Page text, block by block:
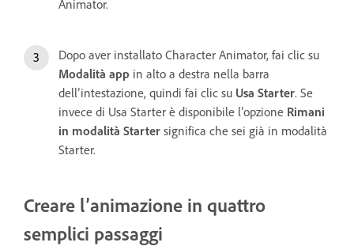
Animator.
Dopo aver installato Character Animator, fai clic su
Modalità app in alto a destra nella barra
dell’intestazione, quindi fai clic su Usa Starter. Se
invece di Usa Starter è disponibile l’opzione Rimani
in modalità Starter significa che sei già in modalità
Starter.
Creare l’animazione in quattro
semplici passaggi